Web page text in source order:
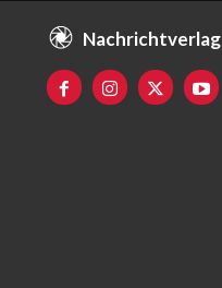
Nachrichtverlag